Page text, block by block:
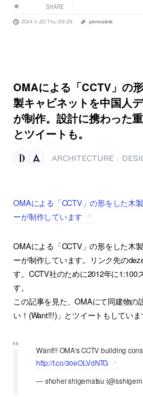
SHARE
2014.11.20 Thu 09:29 permalink
OMAによる「CCTV」の
製キャビネットを中国人
が制作。設計に携わった
とツイートも。
ARCHITECTURE
OMAによる「CCTV」の形をした木
ーが制作しています
OMAによる「CCTV」の形をした木
ーが制作しています。リンク先の
す。CCTV社のために2012年に1:100
す。
この記事を見た、OMAにて同建物の
い！(Want!!!)」とツイートもしていま
Want!!! OMA's CCTV building
http://t.co/30eOLVdNTG
— shohei shigematsu